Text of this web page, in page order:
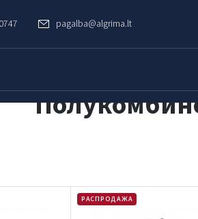
pagalba@algrima.lt
РАСПРОДАЖА